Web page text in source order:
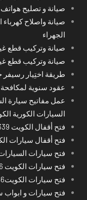
صيانة و تصليح
صيانة واصلاح
الجهراء
صيانة وتركيب قطع
صيانة وتركيب قطع
طريقة اختِيار
عقود سنوية لمكافحة
عمل مفاتيح سيارة
السيارات الكورية
فتح أقفال الكويت 52227339 قريب على موقعي
فتح أقفال سيارات
فتح سيارات
فتح سيارات الكويت 66400366 قريب على موقعي
فتح سيارات الكويت66400366
فتح سيارات و ابواب